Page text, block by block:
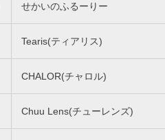
せかいのふるーりー
Tearis(ティアリス)
CHALOR(チャロル)
Chuu Lens(チューレンズ)